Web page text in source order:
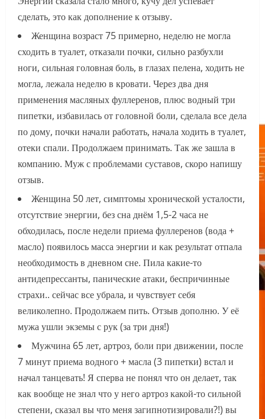
сделать, это как дополнение к отзыву.
Женщина возраст 75 примерно, неделю не могла
сходить в туалет, отказали почки, сильно разбухли
ноги, сильная головная боль, в глазах пелена, ходить не
могла, лежала неделю в кровати. Через два дня
применения масляных фуллеренов, плюс водный три
пипетки, избавилась от головной боли, сделала все дела
по дому, почки начали работать, начала ходить в туалет,
отеки спали. Продолжаем принимать. Так же зашла в
компанию. Муж с проблемами суставов, скоро напишу
отзыв.
Женщина 50 лет, симптомы хронической усталости,
отсутствие энергии, без сна днём 1,5-2 часа не
обходилась, после недели приема фуллеренов (вода +
масло) появилось масса энергии и как результат отпала
необходимость в дневном сне. Пила какие-то
антидепрессанты, панические атаки, беспричинные
страхи.. сейчас все убрала, и чувствует себя
великолепно. Продолжаем пить. Отзыв дополню. У её
мужа ушли экземы с рук (за три дня!)
Мужчина 65 лет, артроз, боли при движении, после
7 минут приема водного + масла (3 пипетки) встал и
начал танцевать! Я сперва не понял что он делает, так
как вообще не знал что у него артроз какой-то сильной
степени, сказал вы что меня загипнотизировали?!) вы